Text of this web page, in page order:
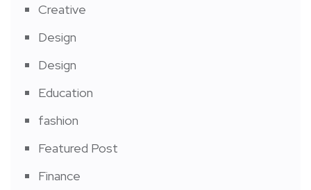
Creative
Design
Design
Education
fashion
Featured Post
Finance